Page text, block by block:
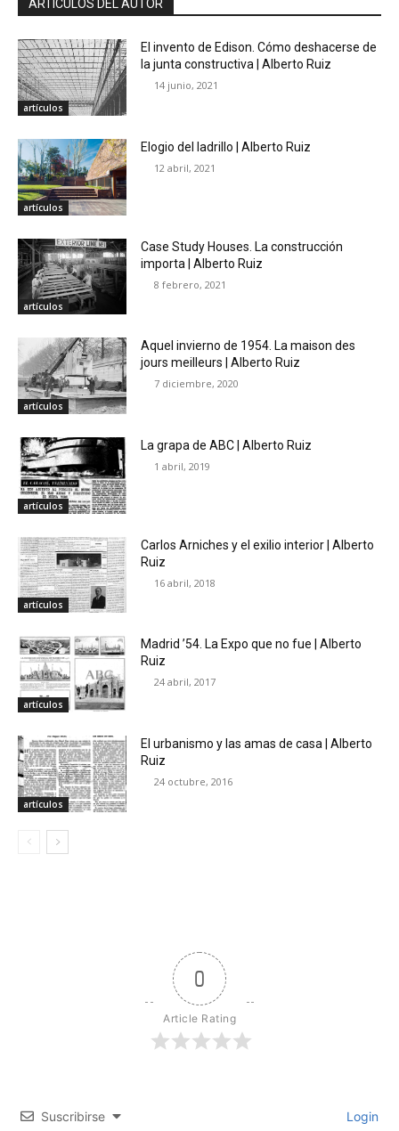
ARTÍCULOS DEL AUTOR
artículos
El invento de Edison. Cómo deshacerse de
la junta constructiva | Alberto Ruiz
14 junio, 2021
artículos
Elogio del ladrillo | Alberto Ruiz
12 abril, 2021
artículos
Case Study Houses. La construcción
importa | Alberto Ruiz
8 febrero, 2021
artículos
Aquel invierno de 1954. La maison des
jours meilleurs | Alberto Ruiz
7 diciembre, 2020
artículos
La grapa de ABC | Alberto Ruiz
1 abril, 2019
artículos
Carlos Arniches y el exilio interior | Alberto
Ruiz
16 abril, 2018
artículos
Madrid ’54. La Expo que no fue | Alberto
Ruiz
24 abril, 2017
artículos
El urbanismo y las amas de casa | Alberto
Ruiz
24 octubre, 2016
0
Article Rating
Suscribirse Login